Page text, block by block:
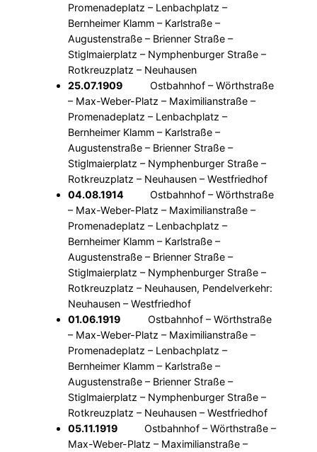
Promenadeplatz – Lenbachplatz –
Bernheimer Klamm – Karlstraße –
Augustenstraße – Brienner Straße –
Stiglmaierplatz – Nymphenburger Straße –
Rotkreuzplatz – Neuhausen
25.07.1909
Ostbahnhof – Wörthstraße
– Max-Weber-Platz – Maximilianstraße –
Promenadeplatz – Lenbachplatz –
Bernheimer Klamm – Karlstraße –
Augustenstraße – Brienner Straße –
Stiglmaierplatz – Nymphenburger Straße –
Rotkreuzplatz – Neuhausen – Westfriedhof
04.08.1914
Ostbahnhof – Wörthstraße
– Max-Weber-Platz – Maximilianstraße –
Promenadeplatz – Lenbachplatz –
Bernheimer Klamm – Karlstraße –
Augustenstraße – Brienner Straße –
Stiglmaierplatz – Nymphenburger Straße –
Rotkreuzplatz – Neuhausen, Pendelverkehr:
Neuhausen – Westfriedhof
01.06.1919
Ostbahnhof – Wörthstraße
– Max-Weber-Platz – Maximilianstraße –
Promenadeplatz – Lenbachplatz –
Bernheimer Klamm – Karlstraße –
Augustenstraße – Brienner Straße –
Stiglmaierplatz – Nymphenburger Straße –
Rotkreuzplatz – Neuhausen – Westfriedhof
05.11.1919
Ostbahnhof – Wörthstraße –
Max-Weber-Platz – Maximilianstraße –